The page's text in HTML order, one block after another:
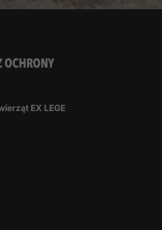
EX LEGE